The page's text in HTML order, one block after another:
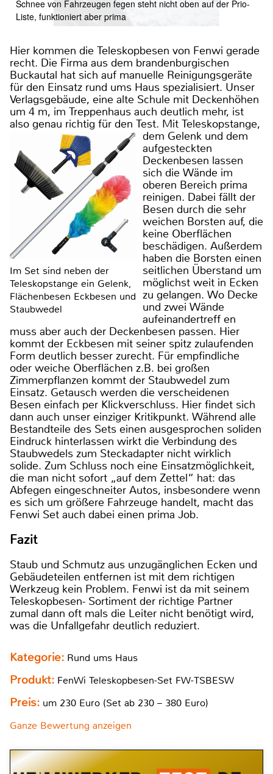
Schnee von Fahrzeugen fegen steht nicht oben auf der Prio-
Liste, funktioniert aber prima
Hier kommen die Teleskopbesen von Fenwi gerade
recht. Die Firma aus dem brandenburgischen
Buckautal hat sich auf manuelle Reinigungsgeräte
für den Einsatz rund ums Haus spezialisiert. Unser
Verlagsgebäude, eine alte Schule mit Deckenhöhen
um 4 m, im Treppenhaus auch deutlich mehr, ist
also genau richtig für den Test.
Im Set sind neben der
Teleskopstange ein Gelenk,
Flächenbesen Eckbesen und
Staubwedel
Mit Teleskopstange,
dem Gelenk und dem
aufgesteckten
Deckenbesen lassen
sich die Wände im
oberen Bereich prima
reinigen. Dabei fällt der
Besen durch die sehr
weichen Borsten auf, die
keine Oberflächen
beschädigen. Außerdem
haben die Borsten einen
seitlichen Überstand um
möglichst weit in Ecken
zu gelangen. Wo Decke
und zwei Wände
aufeinandertreff en
muss aber auch der Deckenbesen passen. Hier
kommt der Eckbesen mit seiner spitz zulaufenden
Form deutlich besser zurecht. Für empfindliche
oder weiche Oberflächen z.B. bei großen
Zimmerpflanzen kommt der Staubwedel zum
Einsatz. Getausch werden die verscheidenen
Besen einfach per Klickverschluss. Hier findet sich
dann auch unser einziger Kritikpunkt. Während alle
Bestandteile des Sets einen ausgesprochen soliden
Eindruck hinterlassen wirkt die Verbindung des
Staubwedels zum Steckadapter nicht wirklich
solide. Zum Schluss noch eine Einsatzmöglichkeit,
die man nicht sofort „auf dem Zettel“ hat: das
Abfegen eingeschneiter Autos, insbesondere wenn
es sich um größere Fahrzeuge handelt, macht das
Fenwi Set auch dabei einen prima Job.
Fazit
Staub und Schmutz aus unzugänglichen Ecken und
Gebäudeteilen entfernen ist mit dem richtigen
Werkzeug kein Problem. Fenwi ist da mit seinem
Teleskopbesen- Sortiment der richtige Partner
zumal dann oft mals die Leiter nicht benötigt wird,
was die Unfallgefahr deutlich reduziert.
Kategorie: Rund ums Haus
Produkt: FenWi Teleskopbesen-Set FW-TSBESW
Preis: um 230 Euro (Set ab 230 – 380 Euro)
Ganze Bewertung anzeigen